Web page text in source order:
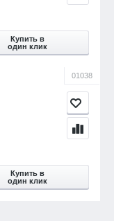
Купить в
один клик
01038
Купить в
один клик